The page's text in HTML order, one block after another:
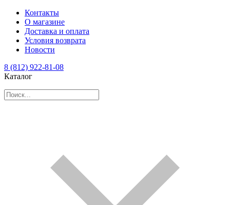
Контакты
О магазине
Доставка и оплата
Условия возврата
Новости
8 (812) 922-81-08
Каталог